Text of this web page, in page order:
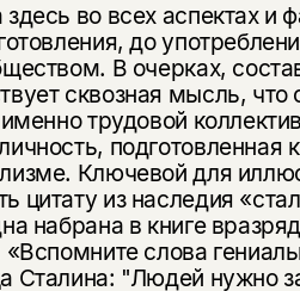
во всех аспектах и
до
В очерках,
сквозная мысль,
трудовой
подготовленная
Ключевой для
цитату из наследия
набрана в книге
слова
Сталина: "Людей нужно